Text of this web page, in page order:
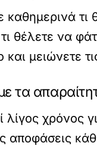
καθημερινά
θέλετε να
και μειώνετε
τα
λίγος χρόνος
αποφάσεις